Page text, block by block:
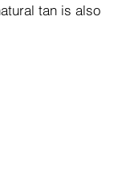
tan is also